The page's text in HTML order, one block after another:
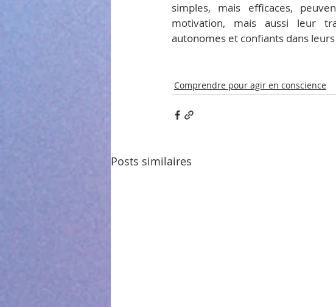
simples, mais efficaces,
motivation, mais aussi leur
autonomes et confiants dans
Comprendre pour agir en conscience
Posts similaires